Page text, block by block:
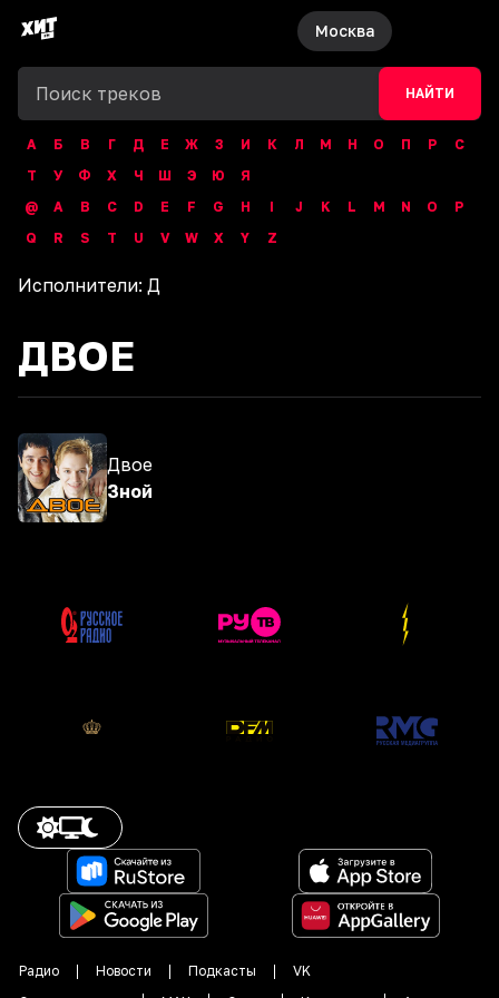
Москва
НАЙТИ
А Б В Г Д Е Ж З И К Л М Н О П Р
С
Т
У Ф Х Ч Ш Э Ю
Я
@
A B C D E F G H I J K L M N O
P
Q
R S T U V W X Y Z
Исполнители: Д
ДВОЕ
Двое
Зной
Радио Новости Подкасты
VK